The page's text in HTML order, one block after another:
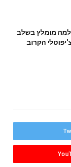
למה מומלץ בשלב
הקרוב